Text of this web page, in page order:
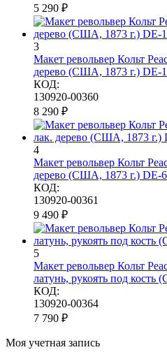
5 290 ₽
3
Макет револьвер Кольт
дерево (США, 1873 г.) DE-
КОД:
130920-00360
8 290 ₽
4
Макет револьвер Кольт
дерево (США, 1873 г.) DE-
КОД:
130920-00361
9 490 ₽
5
Макет револьвер Кольт
латунь, рукоять под
КОД:
130920-00364
7 790 ₽
Моя учетная запись